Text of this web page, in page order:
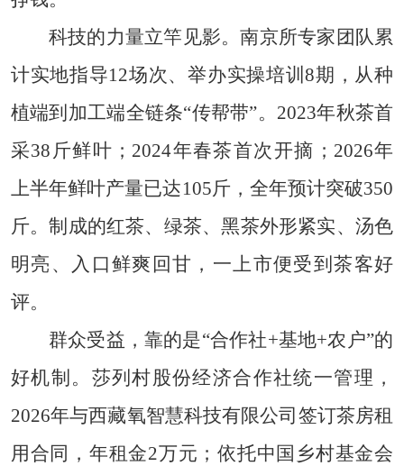
科技的力量立竿见影。南京所专家团队累
计实地指导12场次、举办实操培训8期，从种
植端到加工端全链条“传帮带”。2023年秋茶首
采38斤鲜叶；2024年春茶首次开摘；2026年
上半年鲜叶产量已达105斤，全年预计突破350
斤。制成的红茶、绿茶、黑茶外形紧实、汤色
明亮、入口鲜爽回甘，一上市便受到茶客好
评。
群众受益，靠的是“合作社+基地+农户”的
好机制。莎列村股份经济合作社统一管理，
2026年与西藏氧智慧科技有限公司签订茶房租
用合同，年租金2万元；依托中国乡村基金会